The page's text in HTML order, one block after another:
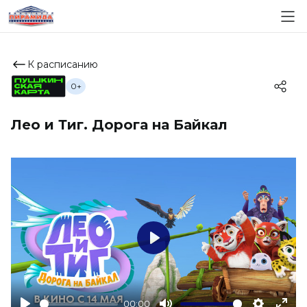
К расписанию
Лео и Тиг. Дорога на Байкал
0+
00:00
Play